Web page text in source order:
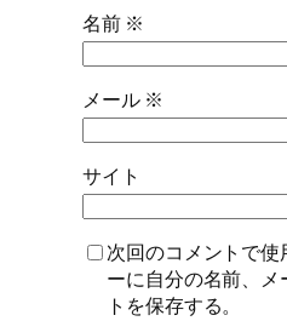
名前 ※
メール ※
サイト
次回のコメントで
ーに自分の名前、メ
トを保存する。